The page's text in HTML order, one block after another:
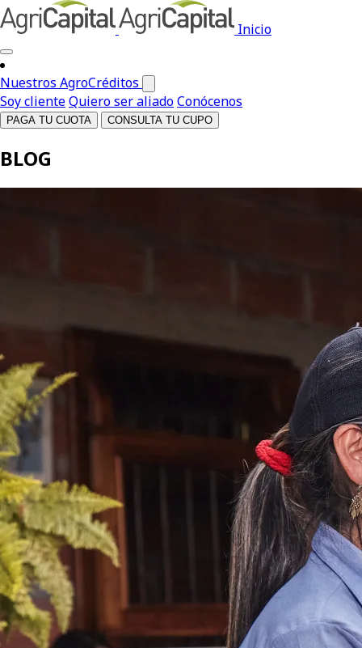
Inicio
Nuestros AgroCréditos
Soy clienteQuiero ser aliadoConócenos
PAGA TU CUOTA CONSULTA TU CUPO
BLOG